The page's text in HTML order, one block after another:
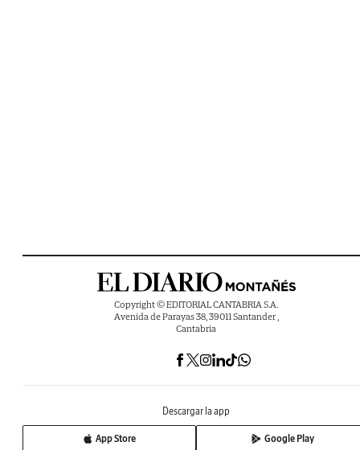
Copyright © EDITORIAL CANTABRIA S.A.
Avenida de Parayas 38, 39011 Santander ,
Cantabria
Descargar la app
App Store Google Play